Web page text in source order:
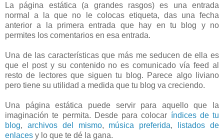
La página estática (a grandes rasgos) es una entrada
normal a la que no le colocas etiqueta, das una fecha
anterior a la primera entrada que hay en tu blog y no
permites los comentarios en esa entrada.
Una de las características que más me seducen de ella es
que el post y su contenido no es comunicado vía feed al
resto de lectores que siguen tu blog. Parece algo liviano
pero tiene su utilidad a medida que tu blog va creciendo.
Una página estática puede servir para aquello que la
imaginación te permita. Desde para colocar índices de tu
blog, archivos del mismo, música preferida,
listados de
enlaces y lo que te dé la gana.